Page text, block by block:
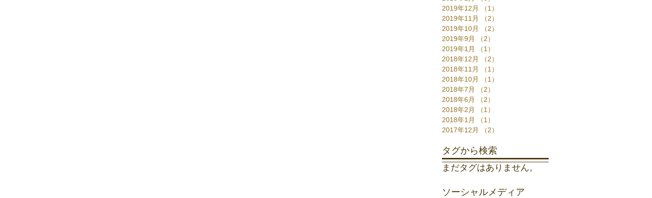
2019年12月
（1）
2019年11月
（2）
2019年10月
（2）
2019年9月
（2）
2019年1月
（1）
2018年12月
（2）
2018年11月
（1）
2018年10月
（1）
2018年7月
（2）
2018年6月
（2）
2018年2月
（1）
2018年1月
（1）
2017年12月
（2）
タグから検索
まだタグはありません。
ソーシャルメディア